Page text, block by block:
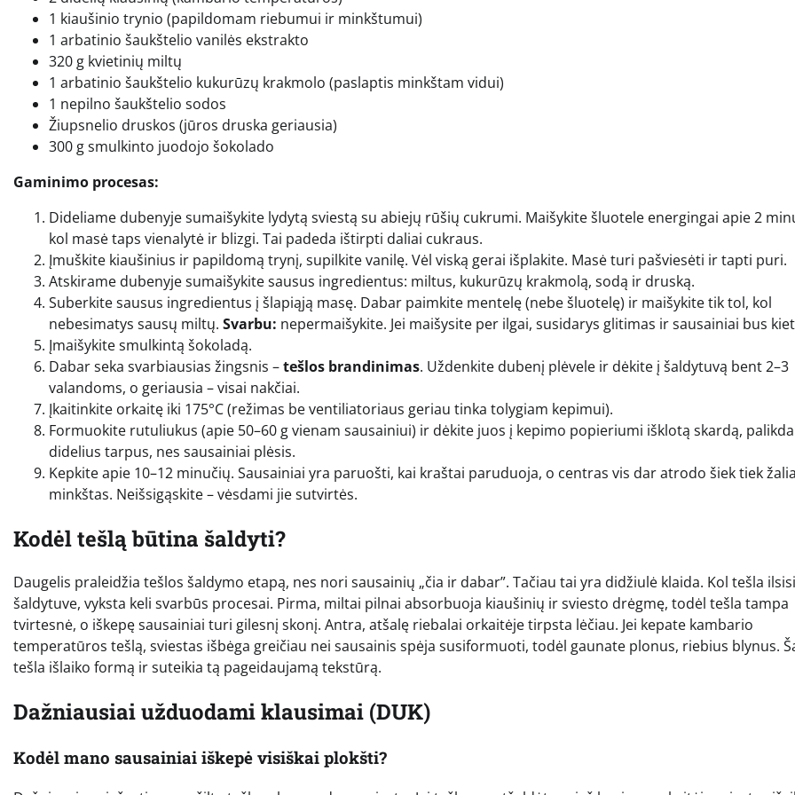
1 kiaušinio trynio (papildomam riebumui ir minkštumui)
1 arbatinio šaukštelio vanilės ekstrakto
320 g kvietinių miltų
1 arbatinio šaukštelio kukurūzų krakmolo (paslaptis minkštam vidui)
1 nepilno šaukštelio sodos
Žiupsnelio druskos (jūros druska geriausia)
300 g smulkinto juodojo šokolado
Gaminimo procesas:
Dideliame dubenyje sumaišykite lydytą sviestą su abiejų rūšių cukrumi. Maišykite šluotele energingai apie 2
kol masė taps vienalytė ir blizgi. Tai padeda ištirpti daliai cukraus.
Įmuškite kiaušinius ir papildomą trynį, supilkite vanilę. Vėl viską gerai išplakite. Masė turi pašviesėti ir tapti puri.
Atskirame dubenyje sumaišykite sausus ingredientus: miltus, kukurūzų krakmolą, sodą ir druską.
Suberkite sausus ingredientus į šlapiąją masę. Dabar paimkite mentelę (nebe šluotelę) ir maišykite tik tol, kol
nebesimatys sausų miltų. Svarbu: nepermaišykite. Jei maišysite per ilgai, susidarys glitimas ir sausainiai bus
Įmaišykite smulkintą šokoladą.
Dabar seka svarbiausias žingsnis –tešlos brandinimas. Uždenkite dubenį plėvele ir dėkite į šaldytuvą bent 2–3
valandoms, o geriausia – visai nakčiai.
Įkaitinkite orkaitę iki 175°C (režimas be ventiliatoriaus geriau tinka tolygiam kepimui).
Formuokite rutuliukus (apie 50–60 g vienam sausainiui) ir dėkite juos į kepimo popieriumi išklotą skardą,
didelius tarpus, nes sausainiai plėsis.
Kepkite apie 10–12 minučių. Sausainiai yra paruošti, kai kraštai paruduoja, o centras vis dar atrodo šiek tiek
minkštas. Neišsigąskite – vėsdami jie sutvirtės.
Kodėl tešlą būtina šaldyti?
Daugelis praleidžia tešlos šaldymo etapą, nes nori sausainių „čia ir dabar”. Tačiau tai yra didžiulė klaida. Kol tešla ilsisi
šaldytuve, vyksta keli svarbūs procesai. Pirma, miltai pilnai absorbuoja kiaušinių ir sviesto drėgmę, todėl tešla tampa
tvirtesnė, o iškepę sausainiai turi gilesnį skonį. Antra, atšalę riebalai orkaitėje tirpsta lėčiau. Jei kepate kambario
temperatūros tešlą, sviestas išbėga greičiau nei sausainis spėja susiformuoti, todėl gaunate plonus, riebius blynus.
tešla išlaiko formą ir suteikia tą pageidaujamą tekstūrą.
Dažniausiai užduodami klausimai (DUK)
Kodėl mano sausainiai iškepė visiškai plokšti?